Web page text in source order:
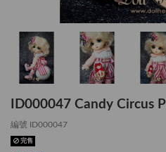
ID000047 Candy Circus
編號 ID000047
完售